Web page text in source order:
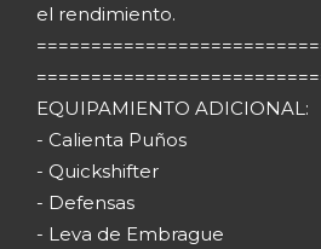
el rendimiento.
EQUIPAMIENTO ADICIONAL:
- Calienta Puños
- Quickshifter
- Defensas
- Leva de Embrague